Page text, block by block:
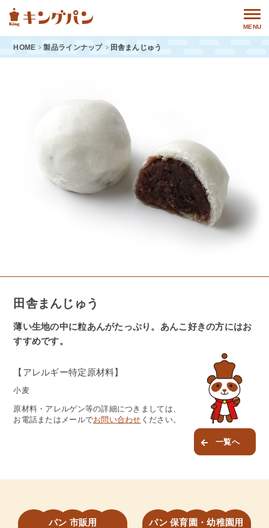
HOME 製品ラインナップ 田舎まんじゅう
田舎まんじゅう
薄い生地の中に粒あんがたっぷり。あんこ好きの方にはお
すすめです。
【アレルギー特定原材料】
小麦
原材料・アレルゲン等の詳細につきましては、
お電話またはメールでお問い合わせ ください。
一覧へ
パン 市販用 パン 保育園・幼稚園用
MENU